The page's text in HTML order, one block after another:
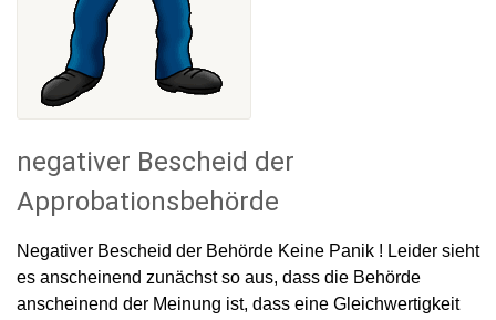
negativer Bescheid der
Approbationsbehörde
Negativer Bescheid der Behörde Keine Panik ! Leider sieht
es anscheinend zunächst so aus, dass die Behörde
anscheinend der Meinung ist, dass eine Gleichwertigkeit